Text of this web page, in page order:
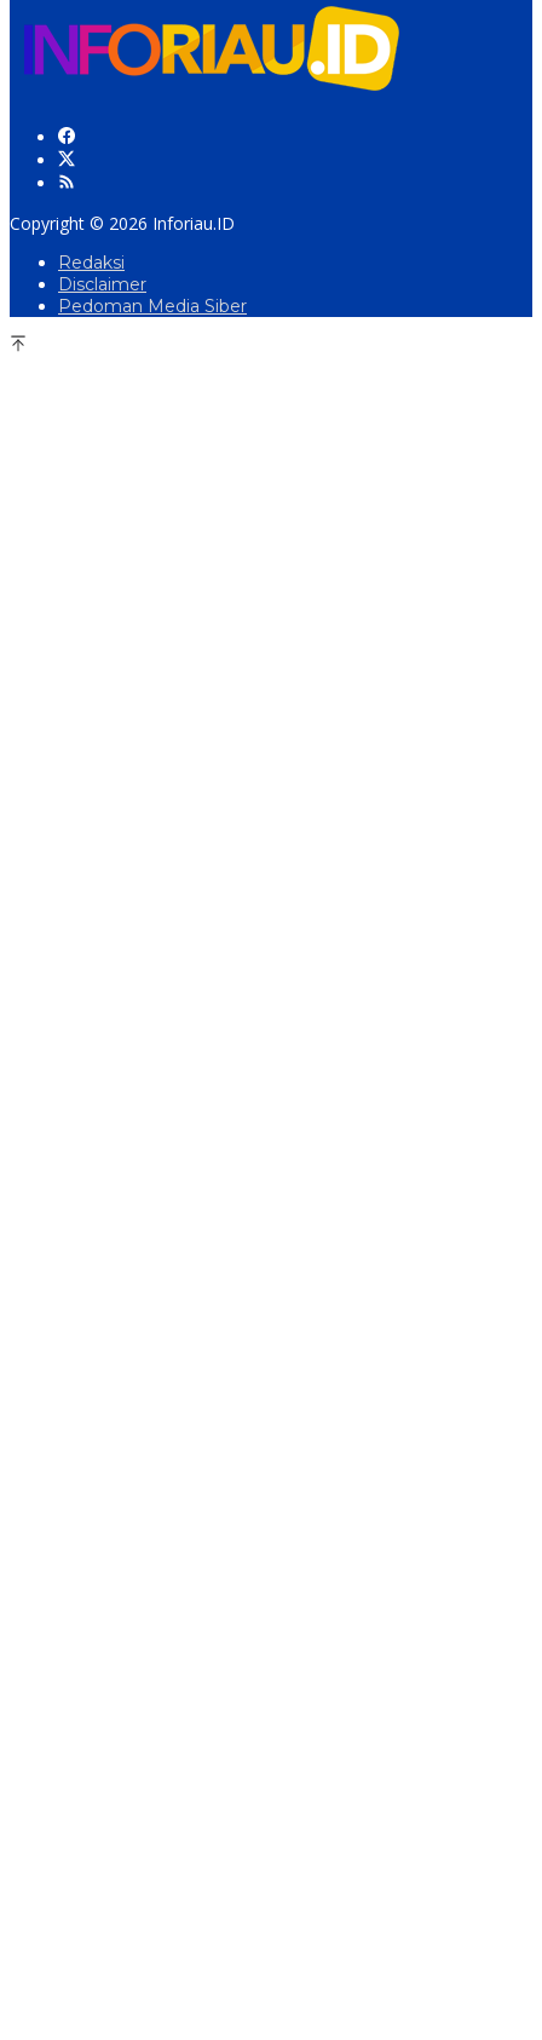
Copyright © 2026 Inforiau.ID
Redaksi
Disclaimer
Pedoman Media Siber